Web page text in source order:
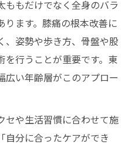
ももだけでなく全身のバラ
ります。膝痛の根本改善に
、姿勢や歩き方、骨盤や股
を行うことが重要です。東
広い年齢層がこのアプロー
セや生活習慣に合わせて施
自分に合ったケアができ